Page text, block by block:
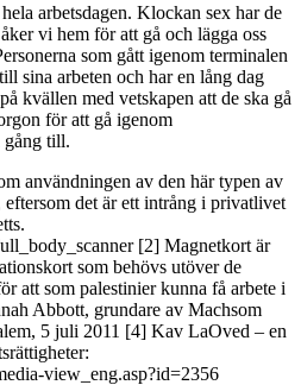
arbetsdagen. Klockan sex har de
vi hem för att gå och lägga oss
som gått igenom terminalen
sina arbeten och har en lång dag
kvällen med vetskapen att de ska gå
för att gå igenom
till.
användningen av den här typen av
det är ett intrång i privatlivet
[2] Magnetkort är
som behövs utöver de
att som palestinier kunna få arbete i
Abbott, grundare av Machsom
5 juli 2011 [4] Kav LaOved – en
view_eng.asp?id=2356